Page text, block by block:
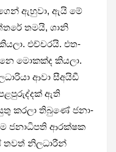
ඇහුවා, ඇයි මේ
තමයි, ශානි
එච්ච­රයි. එත­
මොකක්ද කියලා.
ආවා සීඅ­යිඩී
ඇති
කරලා තිබුණේ ජනා­
ජනා­ධි­පති ආර­ක්ෂක
තවත් නිල­ධා­රීන්